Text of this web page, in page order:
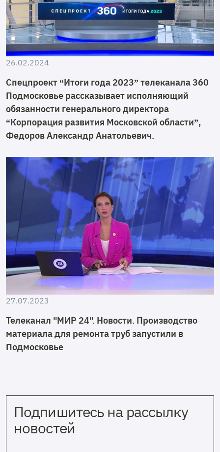
26.02.2024
Спецпроект “Итоги года 2023” телеканала 360
Подмосковье рассказывает исполняющий
обязанности генерального директора
“Корпорация развития Московской области”,
Федоров Александр Анатольевич.
27.07.2023
Телеканал "МИР 24". Новости. Производство
материала для ремонта труб запустили в
Подмосковье
Подпишитесь на рассылку
новостей